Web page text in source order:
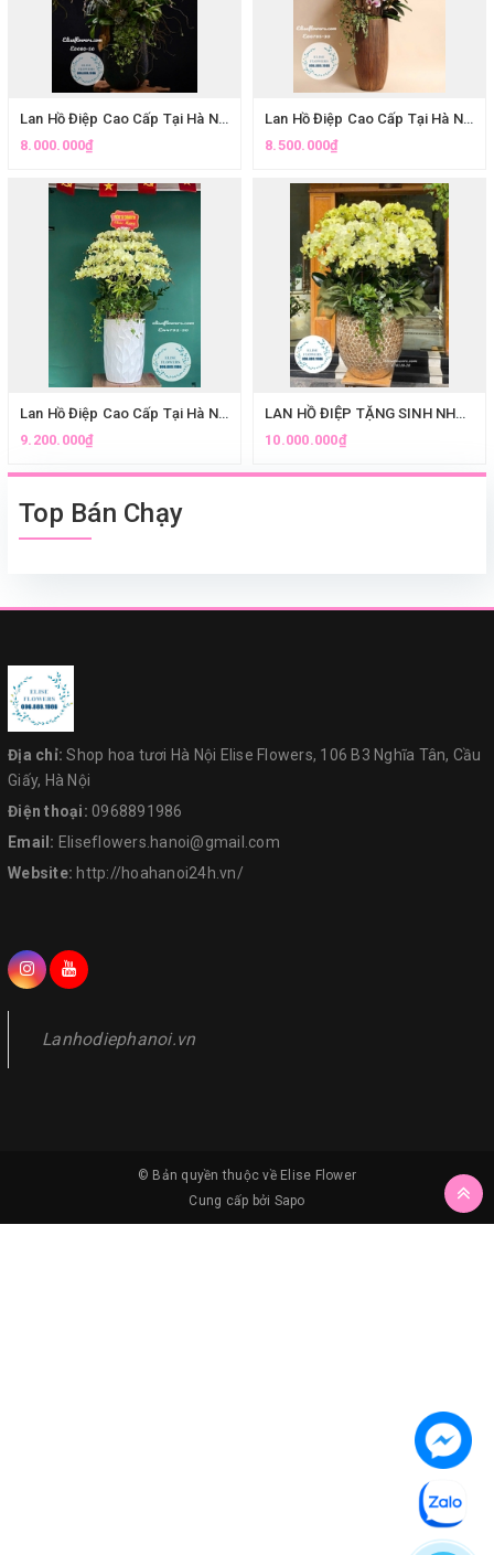
Lan Hồ Điệp Cao Cấp Tại Hà Nội. Chậu Lan Hồ Điệp Trắng Ghép Lũa Mừng Sinh Nhật
8.000.000₫
Lan Hồ Điệp Cao Cấp Tại Hà Nội. Chậu Lan Hồ Điệp Ghép Lũa Cao Cấp
8.500.000₫
Lan Hồ Điệp Cao Cấp Tại Hà Nội. Chậu Lan Hồ Điệp Xanh Táo Chúc Mừng Kỉ Niệm
9.200.000₫
LAN HỒ ĐIỆP TẶNG SINH NHẬT SẾP. Chậu lan hồ điệp 25 cành tặng sinh nhật SẾP
10.000.000₫
Top Bán Chạy
Địa chỉ:Shop hoa tươi Hà Nội Elise Flowers, 106 B3 Nghĩa Tân, Cầu
Giấy, Hà Nội
Điện thoại: 0968891986
Email: Eliseflowers.hanoi@gmail.com
Website: http://hoahanoi24h.vn/
Lanhodiephanoi.vn
© Bản quyền thuộc về Elise Flower
Cung cấp bởi Sapo